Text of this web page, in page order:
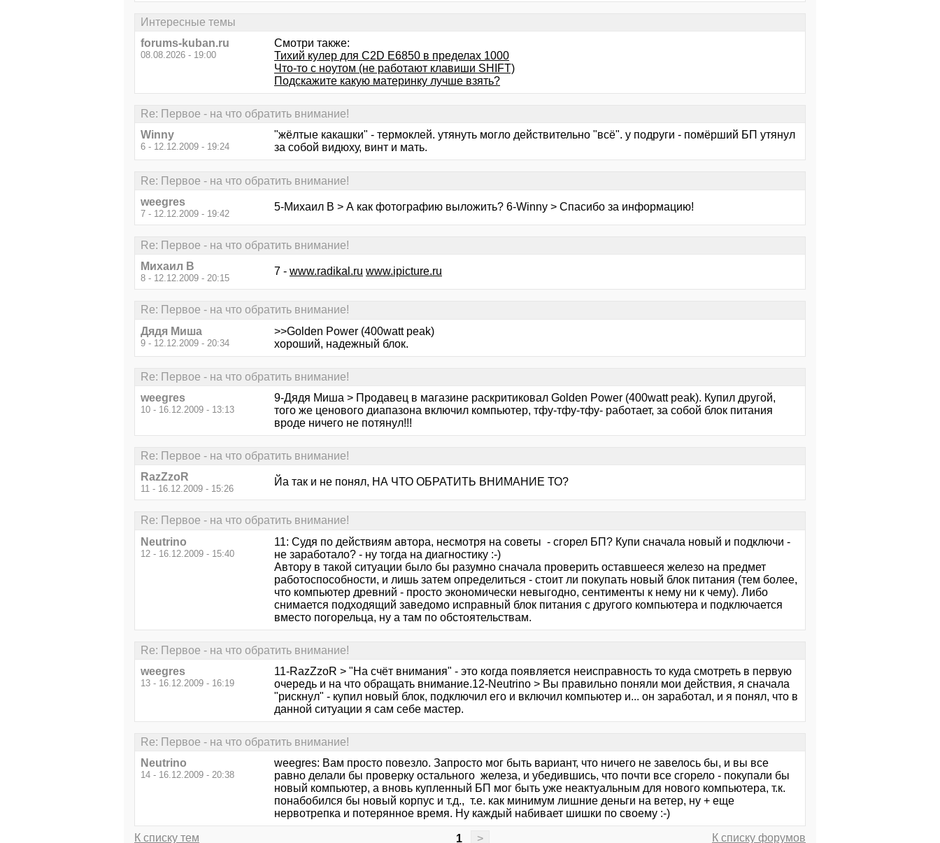
Интересные темы
forums-kuban.ru
08.08.2026 - 19:00
Смотри также:
Тихий кулер для C2D E6850 в пределах 1000
Что-то с ноутом (не работают клавиши SHIFT)
Подскажите какую материнку лучше взять?
Re: Первое - на что обратить внимание!
Winny
6 - 12.12.2009 - 19:24
"жёлтые какашки" - термоклей. утянуть могло действительно "всё". у подруги - помёрший БП утянул
за собой видюху, винт и мать.
Re: Первое - на что обратить внимание!
weegres
7 - 12.12.2009 - 19:42
5-Михаил В > А как фотографию выложить? 6-Winny > Спасибо за информацию!
Re: Первое - на что обратить внимание!
Михаил В
8 - 12.12.2009 - 20:15
7 - www.radikal.ru www.ipicture.ru
Re: Первое - на что обратить внимание!
Дядя Миша
9 - 12.12.2009 - 20:34
>>Golden Power (400watt peak)
хороший, надежный блок.
Re: Первое - на что обратить внимание!
weegres
10 - 16.12.2009 - 13:13
9-Дядя Миша > Продавец в магазине раскритиковал Golden Power (400watt peak). Купил другой,
того же ценового диапазона включил компьютер, тфу-тфу-тфу- работает, за собой блок питания
вроде ничего не потянул!!!
Re: Первое - на что обратить внимание!
RazZzoR
11 - 16.12.2009 - 15:26
Йа так и не понял, НА ЧТО ОБРАТИТЬ ВНИМАНИЕ ТО?
Re: Первое - на что обратить внимание!
Neutrino
12 - 16.12.2009 - 15:40
11: Судя по действиям автора, несмотря на советы - сгорел БП? Купи сначала новый и подключи -
не заработало? - ну тогда на диагностику :-)
Автору в такой ситуации было бы разумно сначала проверить оставшееся железо на предмет
работоспособности, и лишь затем определиться - стоит ли покупать новый блок питания (тем более,
что компьютер древний - просто экономически невыгодно, сентименты к нему ни к чему). Либо
снимается подходящий заведомо исправный блок питания с другого компьютера и подключается
вместо погорельца, ну а там по обстоятельствам.
Re: Первое - на что обратить внимание!
weegres
13 - 16.12.2009 - 16:19
11-RazZzoR > "На счёт внимания" - это когда появляется неисправность то куда смотреть в первую
очередь и на что обращать внимание.12-Neutrino > Вы правильно поняли мои действия, я сначала
"рискнул" - купил новый блок, подключил его и включил компьютер и... он заработал, и я понял, что в
данной ситуации я сам себе мастер.
Re: Первое - на что обратить внимание!
Neutrino
14 - 16.12.2009 - 20:38
weegres: Вам просто повезло. Запросто мог быть вариант, что ничего не завелось бы, и вы все
равно делали бы проверку остального железа, и убедившись, что почти все сгорело - покупали бы
новый компьютер, а вновь купленный БП мог быть уже неактуальным для нового компьютера, т.к.
понабобился бы новый корпус и т.д., т.е. как минимум лишние деньги на ветер, ну + еще
нервотрепка и потерянное время. Ну каждый набивает шишки по своему :-)
К списку тем 1 > К списку форумов